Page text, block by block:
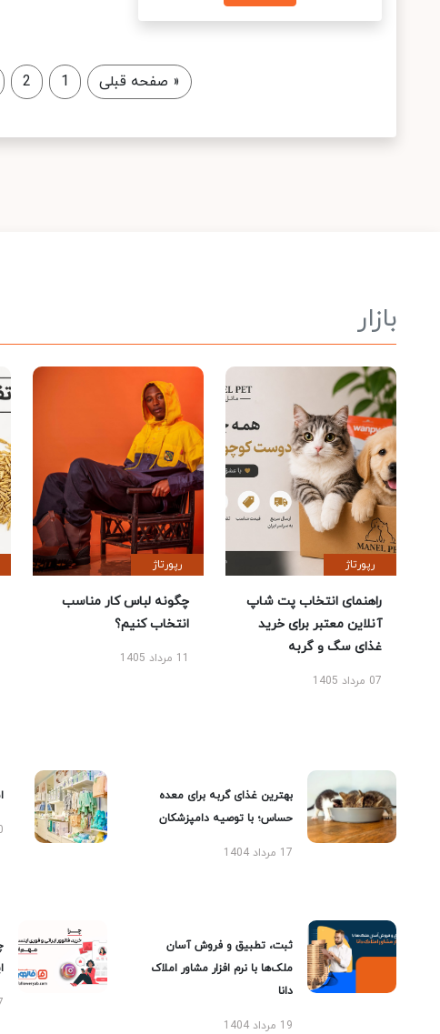
« صفحه قبلی 1
2
بازار
رپورتاژ
راهنمای انتخاب پت شاپ
آنلاین معتبر برای خرید
غذای سگ و گربه
07 مرداد 1405
رپورتاژ
چگونه لباس کار مناسب
انتخاب کنیم؟
11 مرداد 1405
بهترین غذای گربه برای معده
حساس؛ با توصیه دامپزشکان
17 مرداد 1404
ثبت، تطبیق و فروش آسان
ملک‌ها با نرم افزار مشاور املاک
دانا
19 مرداد 1404